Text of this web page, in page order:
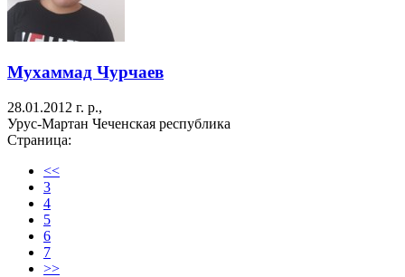
Мухаммад Чурчаев
28.01.2012 г. р.,
Урус-Мартан Чеченская республика
Страница:
<<
3
4
5
6
7
>>